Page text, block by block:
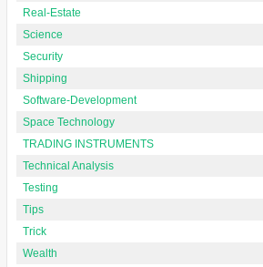
Real-Estate
Science
Security
Shipping
Software-Development
Space Technology
TRADING INSTRUMENTS
Technical Analysis
Testing
Tips
Trick
Wealth